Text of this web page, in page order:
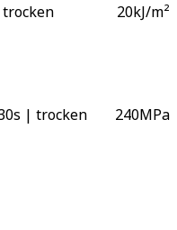
trocken 20kJ/m²
| trocken 240MPa